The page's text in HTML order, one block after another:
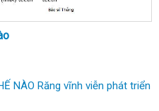
NÀO Răng vĩnh viễn phát triển